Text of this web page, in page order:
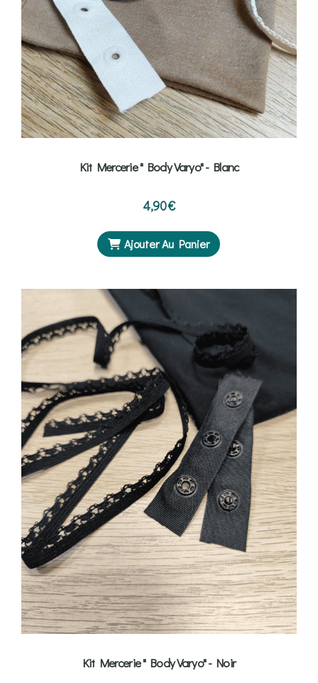
Kit Mercerie " Body Varyo" - Blanc
4,90€
Ajouter Au Panier
Kit Mercerie " Body Varyo" - Noir